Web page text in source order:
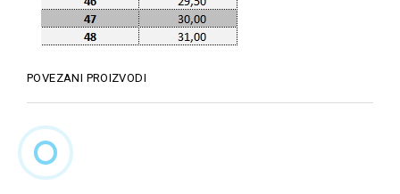
POVEZANI PROIZVODI